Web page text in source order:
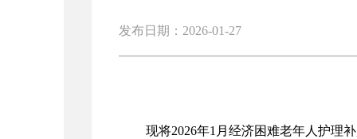
发布日期：2026-01-27
现将2026年1月经济困难老年人护理